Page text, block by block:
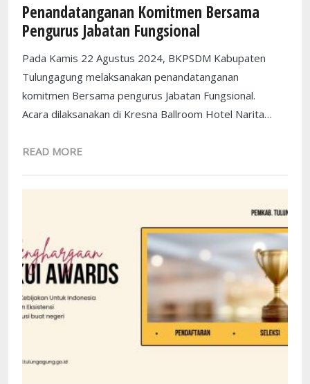
Penandatanganan Komitmen Bersama
Pengurus Jabatan Fungsional
Pada Kamis 22 Agustus 2024, BKPSDM Kabupaten
Tulungagung melaksanakan penandatanganan
komitmen Bersama pengurus Jabatan Fungsional.
Acara dilaksanakan di Kresna Ballroom Hotel Narita…
READ MORE